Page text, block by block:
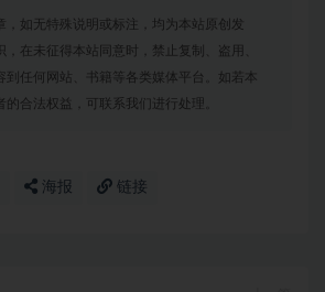
，如无特殊说明或标注，均为本站原创发
，在未征得本站同意时，禁止复制、盗用、
到任何网站、书籍等各类媒体平台。如若本
的合法权益，可联系我们进行处理。
海报 链接